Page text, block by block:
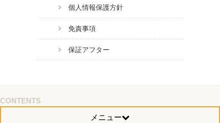
個人情報保護方針
免責事項
保証アフター
CONTENTS
メニュー